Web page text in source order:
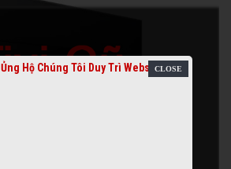
Hộ Chúng Tôi Duy Trì Website